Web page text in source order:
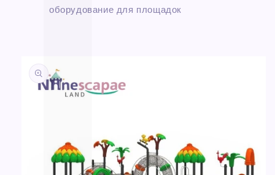
оборудование для площадок
информации
о продукте